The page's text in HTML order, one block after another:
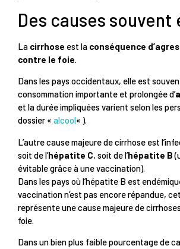
Des causes
La cirrhose est la conséquence
contre le foie.
Dans les pays occidentaux, elle est
consommation importante et prolongée d’
et la durée impliquées varient selon les
dossier « alcool« ).
L’autre cause majeure de cirrhose est
soit de l’hépatite C, soit de l’hépatite B
évitable grâce à une vaccination).
Dans les pays où l’hépatite B est
vaccination n’est pas encore répandue,
représente une cause majeure de
foie.
Dans un bien plus faible pourcentage de